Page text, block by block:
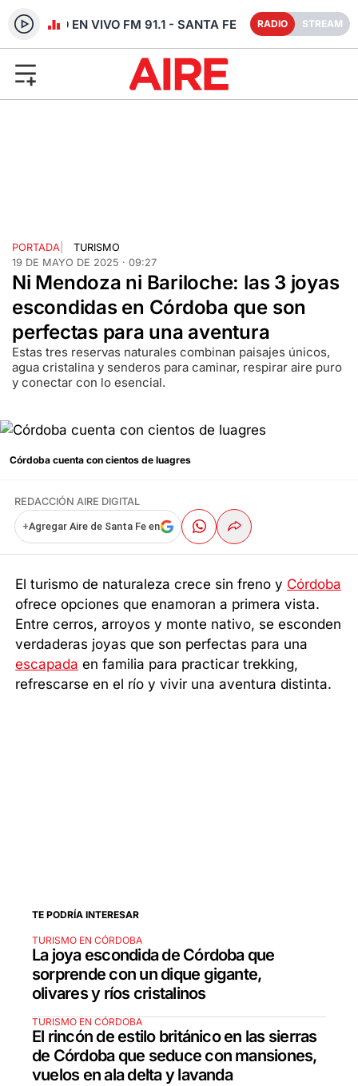
RADIO EN VIVO FM 91.1 - SANTA FE RADIO STREAM
PORTADA
TURISMO
19 DE MAYO DE 2025 · 09:27
Ni Mendoza ni Bariloche: las 3 joyas
escondidas en Córdoba que son
perfectas para una aventura
Estas tres reservas naturales combinan paisajes únicos,
agua cristalina y senderos para caminar, respirar aire puro
y conectar con lo esencial.
Córdoba cuenta con cientos de luagres
REDACCIÓN AIRE DIGITAL
+Agregar Aire de Santa Fe en
El turismo de naturaleza crece sin freno y Córdoba
ofrece opciones que enamoran a primera vista.
Entre cerros, arroyos y monte nativo, se esconden
verdaderas joyas que son perfectas para una
escapada en familia para practicar trekking,
refrescarse en el río y vivir una aventura distinta.
TE PODRÍA INTERESAR
TURISMO EN CÓRDOBA
La joya escondida de Córdoba que
sorprende con un dique gigante,
olivares y ríos cristalinos
TURISMO EN CÓRDOBA
El rincón de estilo británico en las sierras
de Córdoba que seduce con mansiones,
vuelos en ala delta y lavanda